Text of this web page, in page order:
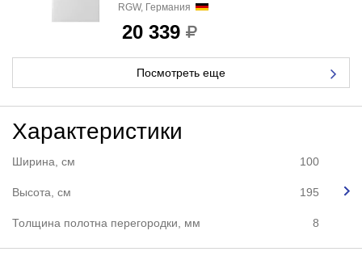
RGW, Германия
20 339
Посмотреть еще
Характеристики
Ширина, см 100
Высота, см 195
Толщина полотна перегородки, мм 8